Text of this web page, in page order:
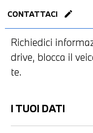
CONTATTACI edit
Richiedici
drive, blocca il
te.
I TUOI DATI